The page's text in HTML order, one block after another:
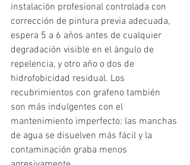
instalación profesional controlada con
corrección de pintura previa adecuada,
espera 5 a 6 años antes de cualquier
degradación visible en el ángulo de
repelencia, y otro año o dos de
hidrofobicidad residual. Los
recubrimientos con grafeno también
son más indulgentes con el
mantenimiento imperfecto: las manchas
de agua se disuelven más fácil y la
contaminación graba menos